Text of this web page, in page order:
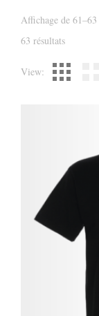
Affichage de
63 résultatsTrié
par
popularité
View: